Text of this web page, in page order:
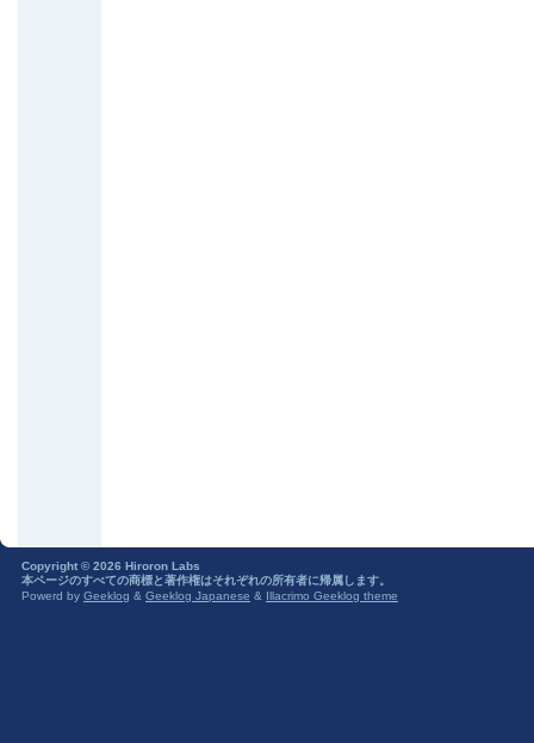
Copyright © 2026 Hiroron Labs
本ページのすべての商標と著作権はそれぞれの所有者に帰属します。
Powerd by Geeklog & Geeklog Japanese & Illacrimo Geeklog theme